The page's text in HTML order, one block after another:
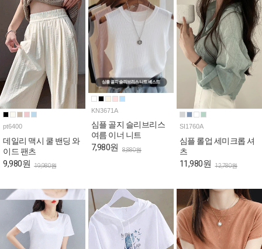
pt6400
데일리 맥시 쿨 밴딩 와
이드 팬츠
9,980원 19,980원
KN3671A
심플 골지 슬리브리스
여름 이너 니트
7,980원 8,880원
SI1760A
심플 롤업 세미크롭 셔
츠
11,980원 12,780원